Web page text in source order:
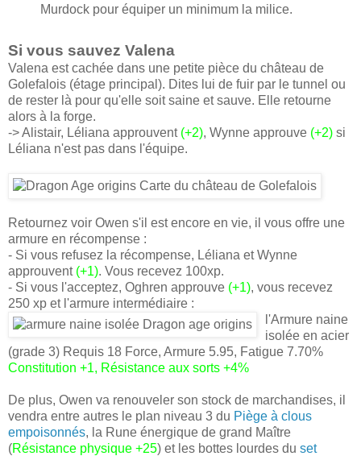
Murdock pour équiper un minimum la milice.
Si vous sauvez Valena
Valena est cachée dans une petite pièce du château de
Golefalois (étage principal). Dites lui de fuir par le tunnel ou
de rester là pour qu'elle soit saine et sauve. Elle retourne
alors à la forge.
-> Alistair, Léliana approuvent (+2), Wynne approuve (+2) si
Léliana n'est pas dans l'équipe.
Retournez voir Owen s'il est encore en vie, il vous offre une
armure en récompense :
- Si vous refusez la récompense, Léliana et Wynne
approuvent (+1). Vous recevez 100xp.
- Si vous l'acceptez, Oghren approuve (+1), vous recevez
250 xp et l'armure intermédiaire :
l'Armure naine
isolée en acier
(grade 3) Requis 18 Force, Armure 5.95, Fatigue 7.70%
Constitution +1, Résistance aux sorts +4%
De plus, Owen va renouveler son stock de marchandises, il
vendra entre autres le plan niveau 3 du Piège à clous
empoisonnés, la Rune énergique de grand Maître
(Résistance physique +25) et les bottes lourdes du set